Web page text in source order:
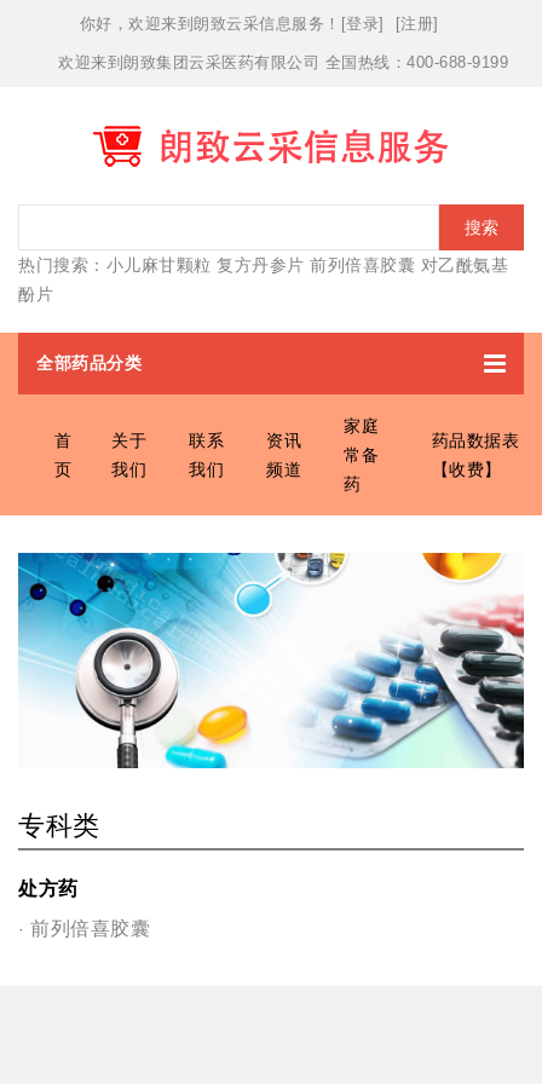
你好，欢迎来到朗致云采信息服务！ [登录] [注册]
欢迎来到朗致集团云采医药有限公司 全国热线：400-688-9199
搜索
热门搜索： 小儿麻甘颗粒 复方丹参片 前列倍喜胶囊 对乙酰氨基
酚片
全部药品分类
首
页
关于
我们
联系
我们
资讯
频道
家庭
常备
药
药品数据表
【收费】
专科类
处方药
前列倍喜胶囊